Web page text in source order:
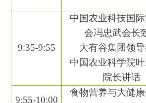
9:35-9:55
中国农业科技国
会冯忠武会长
大有谷集团领
中国农业科学院叶
院长讲话
9:55-10:00
食物营养与大健康